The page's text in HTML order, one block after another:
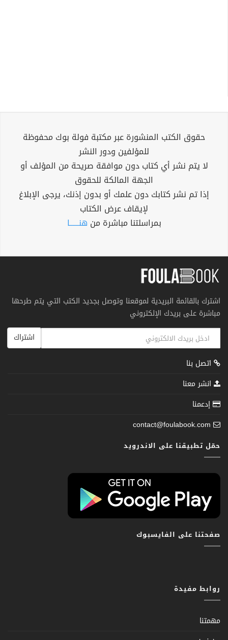
حقوق الكتب المنشورة عبر مكتبة فولة بوك محفوظة
للمؤلفين ودور النشر
لا يتم نشر أي كتاب دون موافقة صريحة من المؤلف أو
الجهة المالكة للحقوق
إذا تم نشر كتابك دون علمك أو بدون إذنك، يرجى الإبلاغ
لإيقاف عرض الكتاب
بمراسلتنا مباشرة من هنــــــا
اشترك بالقائمة البريدية لموقعنا وتوصل بجديد الكتب التي يتم طرحها
مباشرة على بريدك الإلكتروني
اشتراك
اتصل بنا
انشر معنا
إدعمنا
contact@foulabook.com
حمّل تطبيقنا على الاندرويد
صفحتنا على الفايسبوك
روابط مفيدة
مهمتنا